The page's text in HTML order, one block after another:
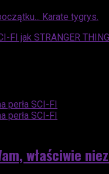
Karate tygrys.
właściwie